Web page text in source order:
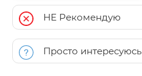
НЕ Рекомендую
Просто интересуюсь